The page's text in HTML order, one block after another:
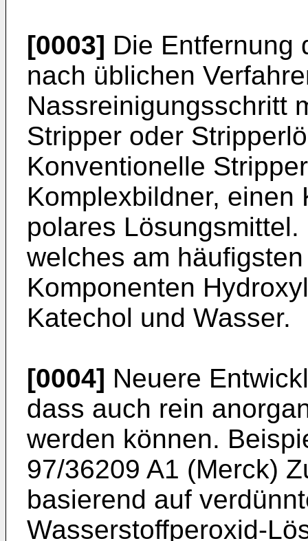
[0003] Die Entfernung
nach üblichen
Nassreinigungsschritt
Stripper oder
Konventionelle
Komplexbildner, einen
polares
welches am
Komponenten
Katechol und Wasser.
[0004] Neuere
dass auch rein
werden können.
97/36209 A1 (Merck)
basierend auf
Wasserstoffperoxid-